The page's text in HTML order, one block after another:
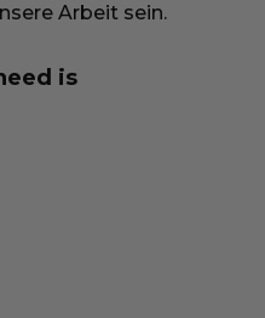
Arbeit sein.
is